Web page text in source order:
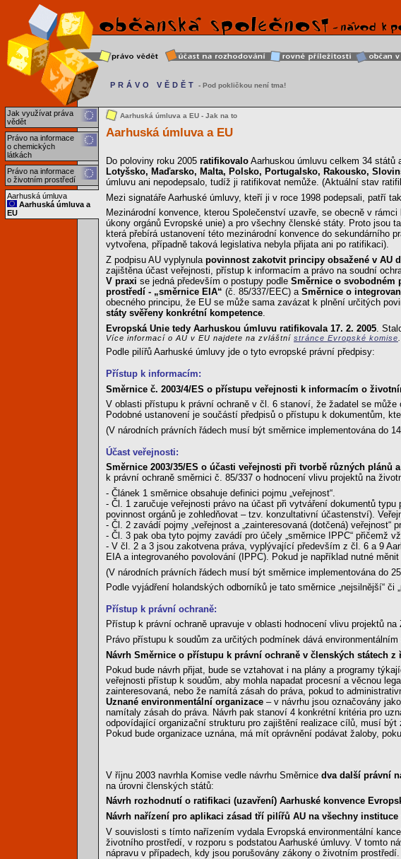
Jak využívat práva
vědět
Právo na informace
o chemických
látkách
Právo na informace
o životním prostředí
Aarhuská úmluva
Aarhuská úmluva a
EU
PRÁVO VĚDĚT
- Pod pokličkou není tma!
Aarhuská úmluva a EU - Jak na to
Aarhuská úmluva a EU
Do poloviny roku 2005 ratifikovalo Aarhuskou úmluvu celkem 34 států
Lotyšsko, Maďarsko, Malta, Polsko, Portugalsko, Rakousko,
úmluvu ani nepodepsalo, tudíž ji ratifikovat nemůže. (Aktuální stav
Mezi signatáře Aarhuské úmluvy, kteří ji v roce 1998 podepsali, patří
Mezinárodní konvence, kterou Společenství uzavře, se obecně v
úkony orgánů Evropské unie) a pro všechny členské státy. Proto jsou
která přebírá ustanovení této mezinárodní konvence do
vytvořena, případně taková legislativa nebyla přijata ani po ratifikaci).
Z podpisu AU vyplynula povinnost zakotvit principy obsažené v AU
zajištěna účast veřejnosti, přístup k informacím a právo na soudní
V praxi se jedná především o postupy podle Směrnice o svobodném
prostředí - „směrnice EIA“ (č. 85/337/EEC) a Směrnice o
obecného principu, že EU se může sama zavázat k plnění určitých
státy svěřeny konkrétní kompetence.
Evropská Unie tedy Aarhuskou úmluvu ratifikovala 17. 2. 2005 .
Více informací o AU v EU najdete na zvláštní stránce Evropské komise
Podle pilířů Aarhuské úmluvy jde o tyto evropské právní předpisy:
Přístup k informacím:
Směrnice č. 2003/4/ES o přístupu veřejnosti k informacím o
V oblasti přístupu k právní ochraně v čl. 6 stanoví, že žadatel se
Podobné ustanovení je součástí předpisů o přístupu k dokumentům,
(V národních právních řádech musí být směrnice implementována do
Účast veřejnosti:
Směrnice 2003/35/ES o účasti veřejnosti při tvorbě různých plánů
k právní ochraně směrnici č. 85/337 o hodnocení vlivu projektů na
- Článek 1 směrnice obsahuje definici pojmu „veřejnost“.
- Čl. 1 zaručuje veřejnosti právo na účast při vytváření dokumentů
povinnost orgánů je zohledňovat – tzv. konzultativní účastenství).
- Čl. 2 zavádí pojmy „veřejnost a „zainteresovaná (dotčená) veřejnost“
- Čl. 3 pak oba tyto pojmy zavádí pro účely „směrnice IPPC“ přičemž
- V čl. 2 a 3 jsou zakotvena práva, vyplývající především z čl. 6 a 9
EIA a integrovaného povolování (IPPC). Pokud je například nutné
(V národních právních řádech musí být směrnice implementována do
Podle vyjádření holandských odborníků je tato směrnice „nejsilnější“
Přístup k právní ochraně:
Přístup k právní ochraně upravuje v oblasti hodnocení vlivu projektů
Právo přístupu k soudům za určitých podmínek dává
Návrh Směrnice o přístupu k právní ochraně v členských státech z
Pokud bude návrh přijat, bude se vztahovat i na plány a programy
veřejnosti přístup k soudům, aby mohla napadat procesní a věcnou
zainteresovaná, nebo že namítá zásah do práva, pokud to
Uznané environmentální organizace – v návrhu jsou označovány
namítaly zásah do práva. Návrh pak stanoví 4 konkrétní kritéria pro
odpovídající organizační strukturu pro zajištění realizace cílů, musí
Pokud bude organizace uznána, má mít oprávnění podávat žaloby,
V říjnu 2003 navrhla Komise vedle návrhu Směrnice dva další právní
na úrovni členských států:
Návrh rozhodnutí o ratifikaci (uzavření) Aarhuské konvence
Návrh nařízení pro aplikaci zásad tří pilířů AU na všechny instituce
V souvislosti s tímto nařízením vydala Evropská environmentální
životního prostředí, v rozporu s podstatou Aarhuské úmluvy. V tomto
nápravu v případech, kdy jsou porušovány zákony o životním